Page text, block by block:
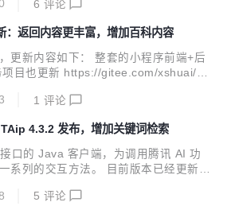
master/AIDemo/src/main/java/com/x
src/main/java/com/xs/util/...
6 评论
：返回内容更丰富，增加百科内容
更新内容如下： 整套的小程序前端+后
目也更新 https://gitee.com/xshuai/xa
1 评论
4.3.2 发布，增加关键词检索
口的 Java 客户端，为调用腾讯 AI 功
系列的交互方法。 目前版本已经更新至
接口。方法支持图片URL识别 Java J
5 评论